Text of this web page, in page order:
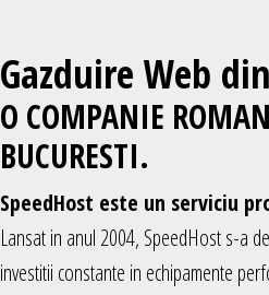
Gazduire Web
O COMPANIE
BUCURESTI.
SpeedHost este un serviciu
Lansat in anul 2004, SpeedHost s-a
investitii constante in echipamente